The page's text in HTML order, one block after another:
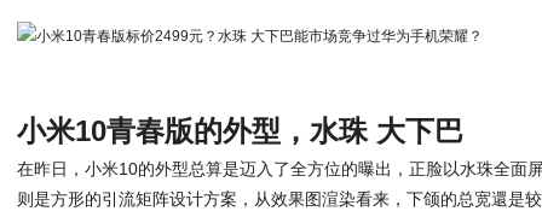
小米10青春版的外型，水珠 大下巴
在昨日，小米10的外型总算是迈入了全方位的曝出，正脸以水珠全面
则是方形的引流矩阵设计方案，从效果图渲染看来，下颌的总宽還是